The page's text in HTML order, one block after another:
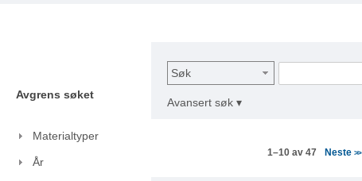
Avgrens søket
Materialtyper
År
Søk
Avansert søk ▾
1–10 av 47 Neste>>